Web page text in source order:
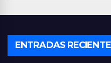
ENTRADAS